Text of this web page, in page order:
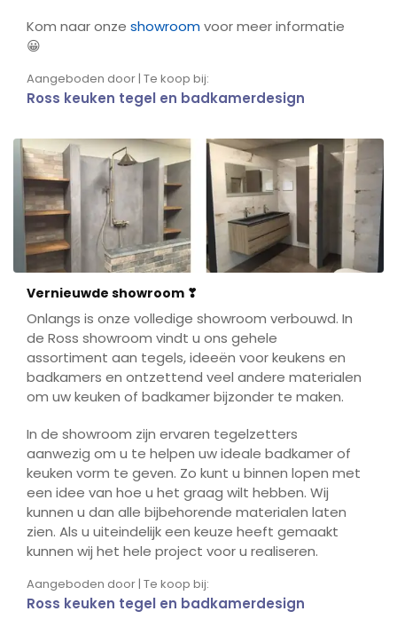
Kom naar onze showroomvoor meer informatie
😀
Aangeboden door | Te koop bij:
Ross keuken tegel en badkamerdesign
Vernieuwde showroom ❣
Onlangs is onze volledige showroom verbouwd. In
de Ross showroom vindt u ons gehele
assortiment aan tegels, ideeën voor keukens en
badkamers en ontzettend veel andere materialen
om uw keuken of badkamer bijzonder te maken.
In de showroom zijn ervaren tegelzetters
aanwezig om u te helpen uw ideale badkamer of
keuken vorm te geven. Zo kunt u binnen lopen met
een idee van hoe u het graag wilt hebben. Wij
kunnen u dan alle bijbehorende materialen laten
zien. Als u uiteindelijk een keuze heeft gemaakt
kunnen wij het hele project voor u realiseren.
Aangeboden door | Te koop bij:
Ross keuken tegel en badkamerdesign